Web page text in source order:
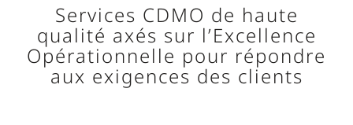
Services CDMO de haute
qualité axés sur l’Excellence
Opérationnelle pour répondre
aux exigences des clients